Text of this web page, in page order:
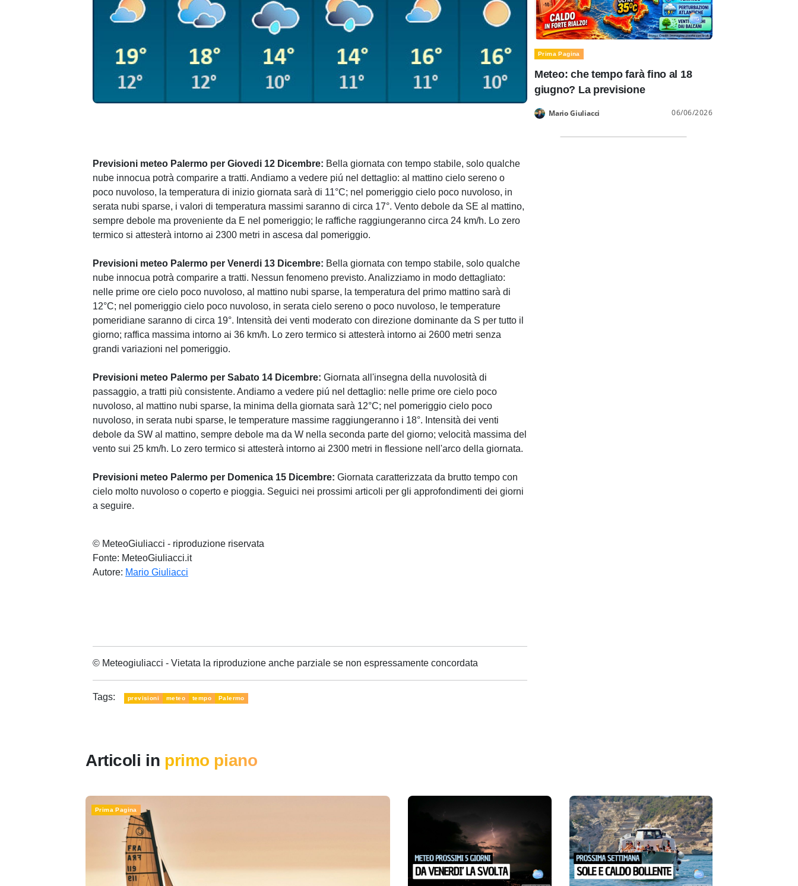
Previsioni meteo Palermo per Giovedi 12 Dicembre: Bella giornata con tempo stabile, solo qualche
nube innocua potrà comparire a tratti. Andiamo a vedere piú nel dettaglio: al mattino cielo sereno o
poco nuvoloso, la temperatura di inizio giornata sarà di 11°C; nel pomeriggio cielo poco nuvoloso, in
serata nubi sparse, i valori di temperatura massimi saranno di circa 17°. Vento debole da SE al mattino,
sempre debole ma proveniente da E nel pomeriggio; le raffiche raggiungeranno circa 24 km/h. Lo zero
termico si attesterà intorno ai 2300 metri in ascesa dal pomeriggio.
Previsioni meteo Palermo per Venerdi 13 Dicembre: Bella giornata con tempo stabile, solo qualche
nube innocua potrà comparire a tratti. Nessun fenomeno previsto. Analizziamo in modo dettagliato:
nelle prime ore cielo poco nuvoloso, al mattino nubi sparse, la temperatura del primo mattino sarà di
12°C; nel pomeriggio cielo poco nuvoloso, in serata cielo sereno o poco nuvoloso, le temperature
pomeridiane saranno di circa 19°. Intensità dei venti moderato con direzione dominante da S per tutto il
giorno; raffica massima intorno ai 36 km/h. Lo zero termico si attesterà intorno ai 2600 metri senza
grandi variazioni nel pomeriggio.
Previsioni meteo Palermo per Sabato 14 Dicembre: Giornata all'insegna della nuvolosità di
passaggio, a tratti più consistente. Andiamo a vedere piú nel dettaglio: nelle prime ore cielo poco
nuvoloso, al mattino nubi sparse, la minima della giornata sarà 12°C; nel pomeriggio cielo poco
nuvoloso, in serata nubi sparse, le temperature massime raggiungeranno i 18°. Intensità dei venti
debole da SW al mattino, sempre debole ma da W nella seconda parte del giorno; velocità massima del
vento sui 25 km/h. Lo zero termico si attesterà intorno ai 2300 metri in flessione nell'arco della giornata.
Previsioni meteo Palermo per Domenica 15 Dicembre: Giornata caratterizzata da brutto tempo con
cielo molto nuvoloso o coperto e pioggia. Seguici nei prossimi articoli per gli approfondimenti dei giorni
a seguire.
© MeteoGiuliacci - riproduzione riservata
Fonte: MeteoGiuliacci.it
Autore: Mario Giuliacci
© Meteogiuliacci - Vietata la riproduzione anche parziale se non espressamente concordata
Tags: previsioni meteo tempo Palermo
Prima Pagina
Meteo: che tempo farà fino al 18
giugno? La previsione
Mario Giuliacci 06/06/2026
Articoli in primo piano
Prima Pagina